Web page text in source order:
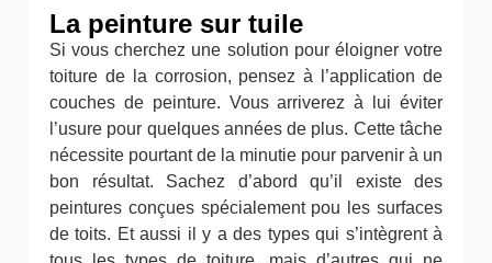
La peinture sur tuile
Si vous cherchez une solution pour éloigner votre
toiture de la corrosion, pensez à l’application de
couches de peinture. Vous arriverez à lui éviter
l’usure pour quelques années de plus. Cette tâche
nécessite pourtant de la minutie pour parvenir à un
bon résultat. Sachez d’abord qu’il existe des
peintures conçues spécialement pou les surfaces
de toits. Et aussi il y a des types qui s’intègrent à